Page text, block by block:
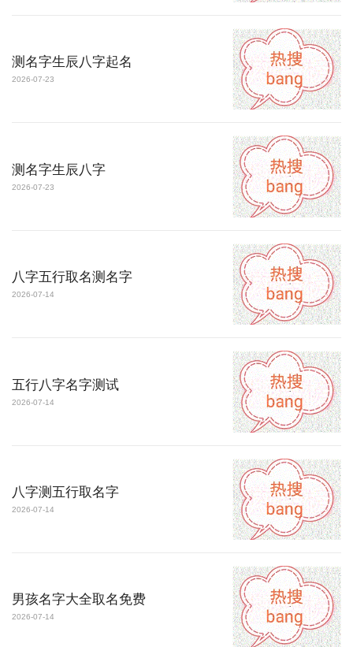
测名字生辰八字起名
2026-07-23
测名字生辰八字
2026-07-23
八字五行取名测名字
2026-07-14
五行八字名字测试
2026-07-14
八字测五行取名字
2026-07-14
男孩名字大全取名免费
2026-07-14